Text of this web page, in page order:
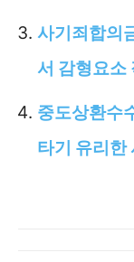
사기죄합의
서 감형요소
중도상환수
타기 유리한